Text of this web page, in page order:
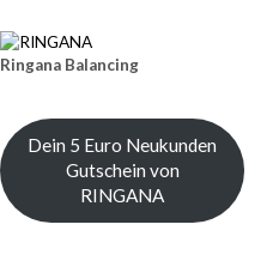
Ringana Balancing
Dein 5 Euro Neukunden
Gutschein von
RINGANA